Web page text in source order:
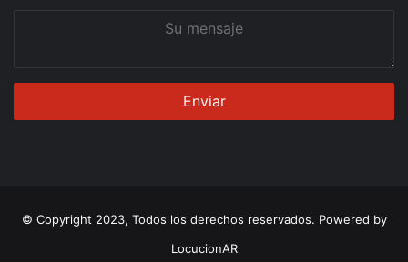
© Copyright 2023, Todos los derechos reservados. Powered by
LocucionAR